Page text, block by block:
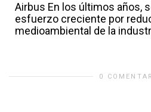
Airbus En los últimos años,
esfuerzo creciente por
medioambiental de la
0